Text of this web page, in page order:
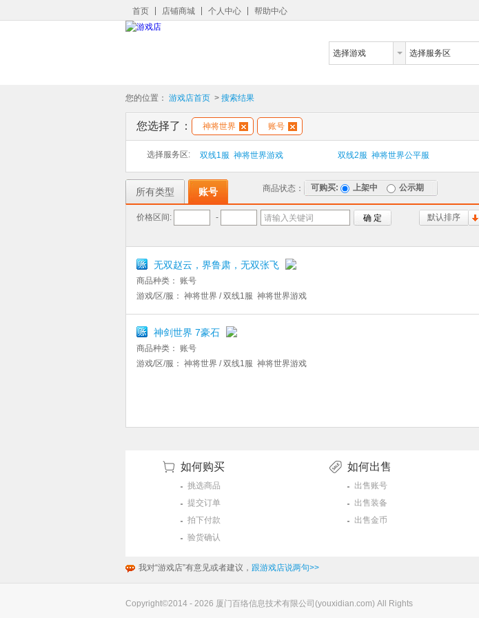
首页 店铺商城 个人中心 帮助中心
选择游戏 选择服务区
您的位置： 游戏店首页 > 搜索结果
您选择了： 神将世界 账号
选择服务区: 双线1服 神将世界游戏 双线2服 神将世界公平服
所有类型 账号 商品状态： 可购买: 上架中 公示期
价格区间: - 请输入关键词 确 定 默认排序
无双赵云，界鲁肃，无双张飞
商品种类： 账号
游戏/区/服： 神将世界 / 双线1服 神将世界游戏
神剑世界 7豪石
商品种类： 账号
游戏/区/服： 神将世界 / 双线1服 神将世界游戏
如何购买
挑选商品
提交订单
拍下付款
验货确认
如何出售
出售账号
出售装备
出售金币
我对“游戏店”有意见或者建议， 跟游戏店说两句>>
Copyright©2014 - 2026 厦门百络信息技术有限公司(youxidian.com) All Rights